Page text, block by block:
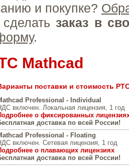
и покупке?
заказ в
.
Mathcad
поставки и стоимость
Professional - Individual
включен. Локальная лицензия, 1 год
о фиксированных
доставка по всей России!
Professional - Floating
включен. Сетевая лицензия, 1 год
о плавающих лицензиях
доставка по всей России!